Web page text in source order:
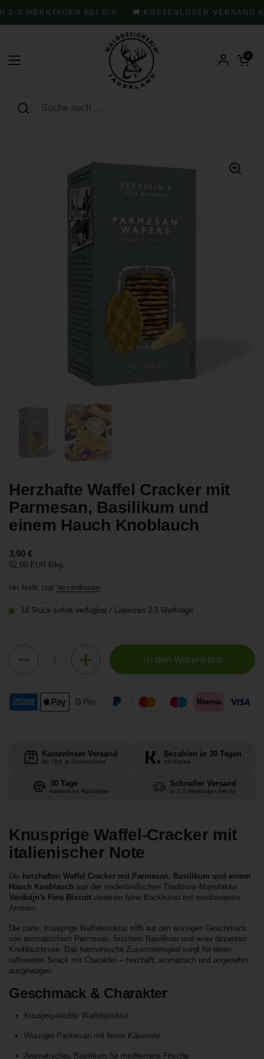
3 WERKTAGEN BEI DIR- 🚚 KOSTENLOSER VERSAND
Menü öffnen
Warenkorb
0
Zeige Folie 2
Herzhafte Waffel Cracker mit
Parmesan, Basilikum und
einem Hauch Knoblauch
Preis:
3,90 €
Stückpreis:
52,00 EUR €/kg
inkl. MwSt. zzgl. Versandkosten
14 Stück sofort verfügbar / Lieferzeit 2-3 Werktage
Anzahl
In den Warenkorb
Kostenloser Versand
ab 79 € in Deutschland
Bezahlen in 30 Tagen
mit Klarna
30 Tage
kostenlose Rückgabe
Schneller Versand
In 2-3 Werktagen bei dir
Knusprige Waffel-Cracker mit
italienischer Note
Die herzhaften Waffel Cracker mit Parmesan, Basilikum und einem
Hauch Knoblauch aus der niederländischen Traditions-Manufaktur
Verduijn's Fine Biscuit vereinen feine Backkunst mit mediterranen
Aromen.
Die zarte, knusprige Waffelstruktur trifft auf den würzigen Geschmack
von aromatischem Parmesan, frischem Basilikum und einer dezenten
Knoblauchnote. Das harmonische Zusammenspiel sorgt für einen
raffinierten Snack mit Charakter – herzhaft, aromatisch und angenehm
ausgewogen.
Geschmack & Charakter
Knusprig-leichte Waffelstruktur
Würziger Parmesan mit feiner Käsenote
Aromatisches Basilikum für mediterrane Frische